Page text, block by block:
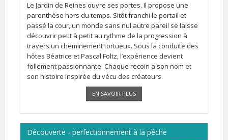
Le Jardin de Reines ouvre ses portes. Il propose une
parenthèse hors du temps. Sitôt franchi le portail et
passé la cour, un monde sans nul autre pareil se laisse
découvrir petit à petit au rythme de la progression à
travers un cheminement tortueux. Sous la conduite des
hôtes Béatrice et Pascal Foltz, l’expérience devient
follement passionnante. Chaque recoin a son nom et
son histoire inspirée du vécu des créateurs.
Il peut se visiter sur RDV du 26 avril au 19 juillet et du 15
EN SAVOIR PLUS
Découverte - perfectionnement à la pêche